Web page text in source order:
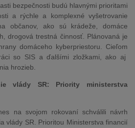
bezpečnosti budú hlavnými prioritami
a rýchle a komplexné vyšetrovanie
občanov, ako sú krádeže, domáce
drogová trestná činnosť. Plánovaná je
domáceho kyberpriestoru. Cieľom
so SIS a ďalšími zložkami, ako aj
hrozieb.
vlády SR: Priority ministerstva
na svojom rokovaní schválili návrh
vlády SR. Prioritou Ministerstva financií